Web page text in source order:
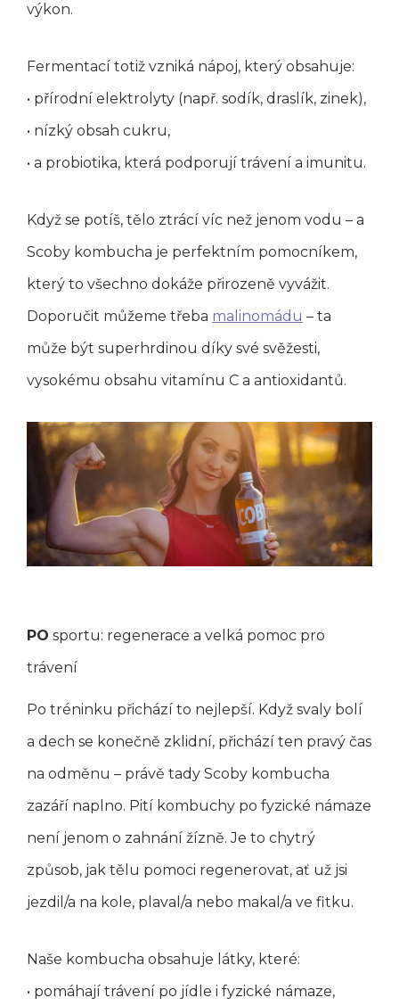
výkon.
Fermentací totiž vzniká nápoj, který obsahuje:
• přírodní elektrolyty (např. sodík, draslík, zinek),
• nízký obsah cukru,
• a probiotika, která podporují trávení a imunitu.
Když se potíš, tělo ztrácí víc než jenom vodu – a
Scoby kombucha je perfektním pomocníkem,
který to všechno dokáže přirozeně vyvážit.
Doporučit můžeme třeba malinomádu – ta
může být superhrdinou díky své svěžesti,
vysokému obsahu vitamínu C a antioxidantů.
PO sportu: regenerace a velká pomoc pro
trávení
Po tréninku přichází to nejlepší. Když svaly bolí
a dech se konečně zklidní, přichází ten pravý čas
na odměnu – právě tady Scoby kombucha
zazáří naplno. Pití kombuchy po fyzické námaze
není jenom o zahnání žízně. Je to chytrý
způsob, jak tělu pomoci regenerovat, ať už jsi
jezdil/a na kole, plaval/a nebo makal/a ve fitku.
Naše kombucha obsahuje látky, které:
• pomáhají trávení po jídle i fyzické námaze,